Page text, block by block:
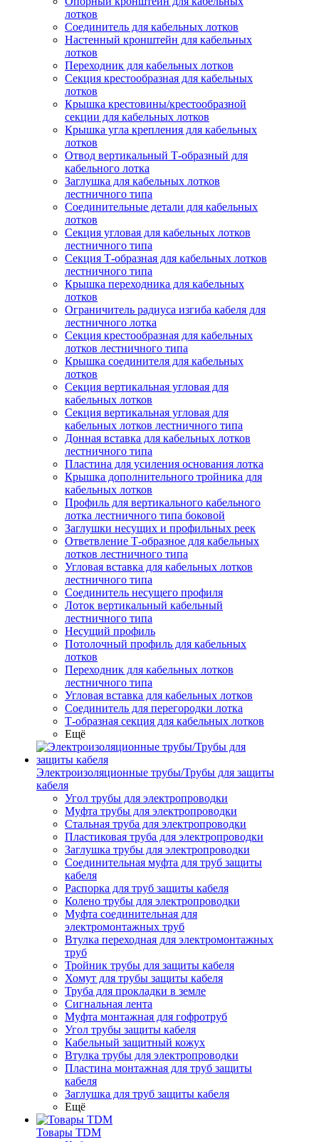
лотков
Соединитель для кабельных лотков
Настенный кронштейн для кабельных
лотков
Переходник для кабельных лотков
Секция крестообразная для кабельных
лотков
Крышка крестовины/крестообразной
секции для кабельных лотков
Крышка угла крепления для кабельных
лотков
Отвод вертикальный Т-образный для
кабельного лотка
Заглушка для кабельных лотков
лестничного типа
Соединительные детали для кабельных
лотков
Секция угловая для кабельных лотков
лестничного типа
Секция Т-образная для кабельных лотков
лестничного типа
Крышка переходника для кабельных
лотков
Ограничитель радиуса изгиба кабеля для
лестничного лотка
Секция крестообразная для кабельных
лотков лестничного типа
Крышка соединителя для кабельных
лотков
Секция вертикальная угловая для
кабельных лотков
Секция вертикальная угловая для
кабельных лотков лестничного типа
Донная вставка для кабельных лотков
лестничного типа
Пластина для усиления основания лотка
Крышка дополнительного тройника для
кабельных лотков
Профиль для вертикального кабельного
лотка лестничного типа боковой
Заглушки несущих и профильных реек
Ответвление Т-образное для кабельных
лотков лестничного типа
Угловая вставка для кабельных лотков
лестничного типа
Соединитель несущего профиля
Лоток вертикальный кабельный
лестничного типа
Несущий профиль
Потолочный профиль для кабельных
лотков
Переходник для кабельных лотков
лестничного типа
Угловая вставка для кабельных лотков
Соединитель для перегородки лотка
Т-образная секция для кабельных лотков
Ещё
Электроизоляционные трубы/Трубы для защиты
кабеля
Угол трубы для электропроводки
Муфта трубы для электропроводки
Стальная труба для электропроводки
Пластиковая труба для электропроводки
Заглушка трубы для электропроводки
Соединительная муфта для труб защиты
кабеля
Распорка для труб защиты кабеля
Колено трубы для электропроводки
Муфта соединительная для
электромонтажных труб
Втулка переходная для электромонтажных
труб
Тройник трубы для защиты кабеля
Хомут для трубы защиты кабеля
Труба для прокладки в земле
Сигнальная лента
Муфта монтажная для гофротруб
Угол трубы защиты кабеля
Кабельный защитный кожух
Втулка трубы для электропроводки
Пластина монтажная для труб защиты
кабеля
Заглушка для труб защиты кабеля
Ещё
Товары TDM